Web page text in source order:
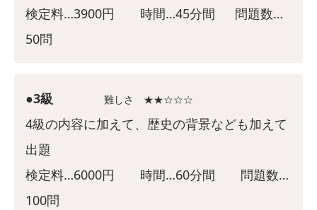
検定料…3900円 時間…45分間 問題数…
50問
●3級 難しさ ★★☆☆☆
4級の内容に加えて、歴史の背景なども加えて
出題
検定料…6000円 時間…60分間 問題数…
100問